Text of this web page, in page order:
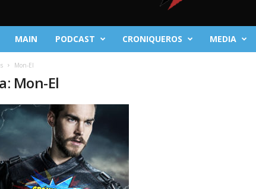
MAIN PODCAST CRONIQUEROS MEDIA
Mon-El
Mon-El